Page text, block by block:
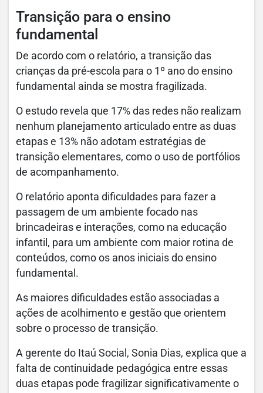
Transição para o ensino
fundamental
De acordo com o relatório, a transição das
crianças da pré-escola para o 1º ano do ensino
fundamental ainda se mostra fragilizada.
O estudo revela que 17% das redes não realizam
nenhum planejamento articulado entre as duas
etapas e 13% não adotam estratégias de
transição elementares, como o uso de portfólios
de acompanhamento.
O relatório aponta dificuldades para fazer a
passagem de um ambiente focado nas
brincadeiras e interações, como na educação
infantil, para um ambiente com maior rotina de
conteúdos, como os anos iniciais do ensino
fundamental.
As maiores dificuldades estão associadas a
ações de acolhimento e gestão que orientem
sobre o processo de transição.
A gerente do Itaú Social, Sonia Dias, explica que a
falta de continuidade pedagógica entre essas
duas etapas pode fragilizar significativamente o